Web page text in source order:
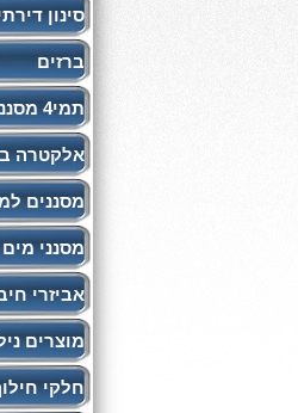
סינון
ברזים
תמי4 מסננים / אביזרים
אלקטרה
מסננים
מסנני
אביזרי
מוצרים
חלקי